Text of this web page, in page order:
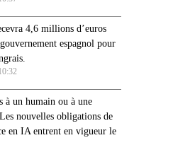
4,6 millions d’euros
espagnol pour
à un humain ou à une
nouvelles obligations de
en IA entrent en vigueur le